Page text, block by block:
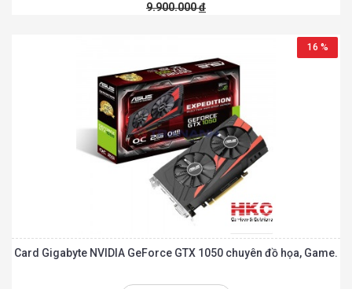
9.900.000đ
16 %
Card Gigabyte NVIDIA GeForce GTX 1050 chuyên đồ họa, Game.